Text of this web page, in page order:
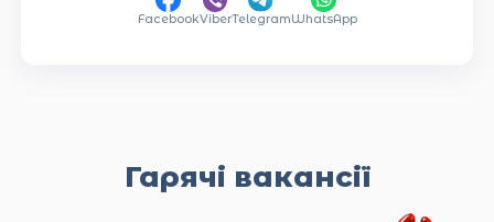
FacebookViberTelegramWhatsApp
Гарячі вакансії